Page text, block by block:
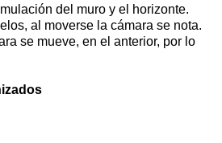
del muro y el horizonte.
al moverse la cámara se nota.
se mueve, en el anterior, por lo